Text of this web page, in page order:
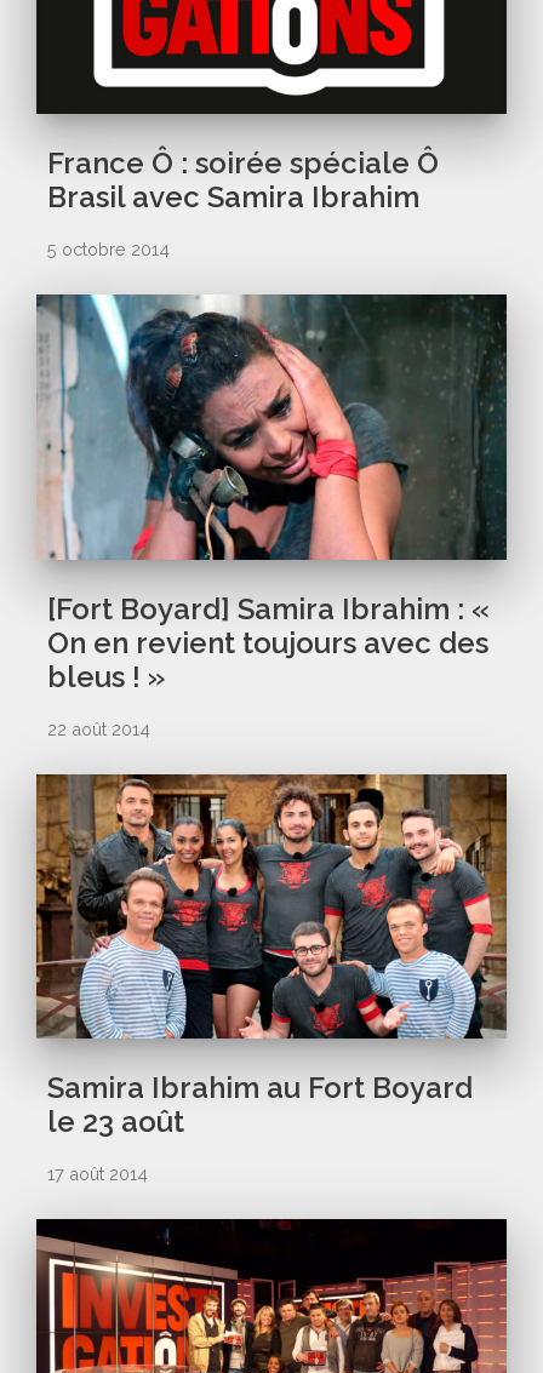
France Ô : soirée spéciale Ô
Brasil avec Samira Ibrahim
5 octobre 2014
[Fort Boyard] Samira Ibrahim : «
On en revient toujours avec des
bleus ! »
22 août 2014
Samira Ibrahim au Fort Boyard
le 23 août
17 août 2014